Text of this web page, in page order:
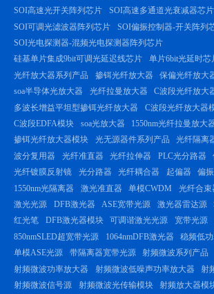
SOI高速光开关阵列芯片
SOI高速多通道光衰减器芯片
SOI可调光滤波器阵列芯片
SOI偏振控制器-开关阵列
SOI光电探测器-混频光电探测器阵列芯片
硅基单片集成9bit可调光延迟线芯片
单片6bit光延时芯
光纤放大器系列产品
掺铒光纤放大器 保偏光纤放大
soa半导体光放大器
光纤拉曼放大器
C波段光纤放大
多波长增益平坦型掺铒光纤放大器
C波段光纤放大器
C波段EDFA模块
soa光放大器
1550nm光纤拉曼放大
掺铒光纤放大器模块
光无源器件系列产品 光纤隔离
波分复用器
光纤准直器 光纤拉伸器 PLC光分路器
光纤镀膜反射镜
光分路器 光纤耦合器 起偏器 偏
1550nm光隔离器
激光准直器 单模CWDM 光纤合束
激光光源
DFB激光器 ASE宽带光源 激光器雷达源
红光笔
DFB激光器模块 可调谐激光光源 宽带光源
850nmSLED超宽带光源
1064nmDFB激光器
稳频低
单模ASE光源
带隔离器宽带光源 射频微波系列产品
射频微波功率放大器
射频微波低噪声功率放大器
射
射频微波信号源
射频微波光传输模块 射频放大器模